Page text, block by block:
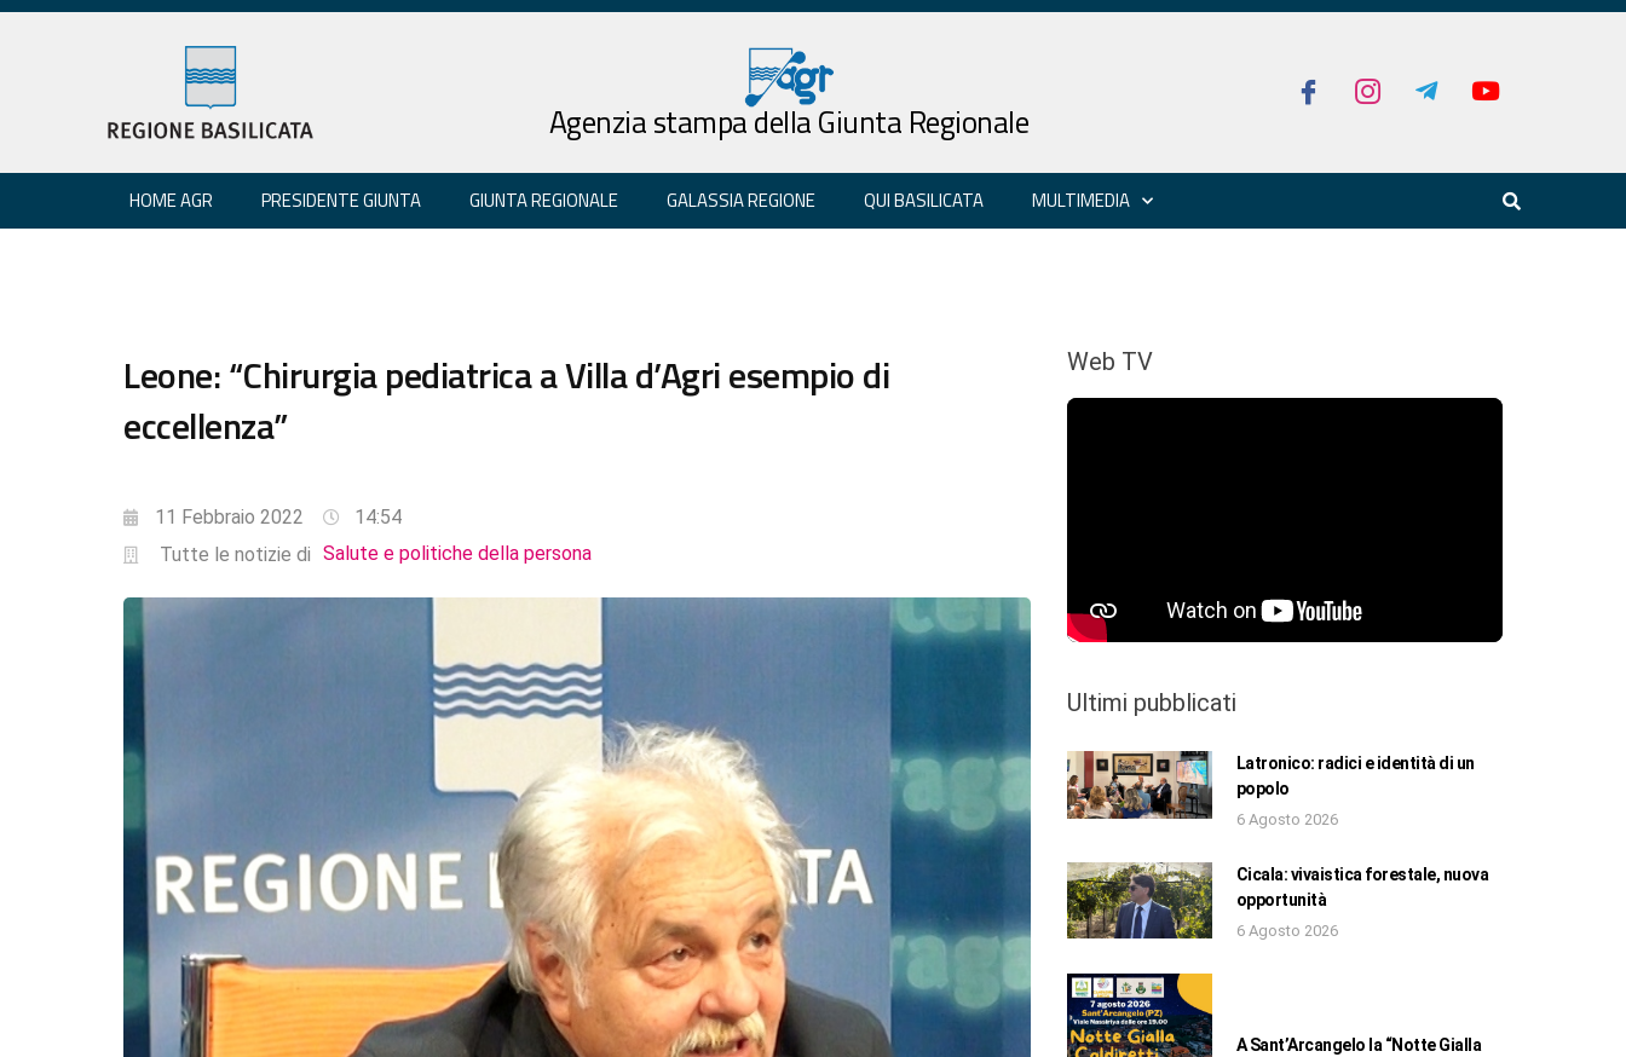
Agenzia stampa della Giunta Regionale
HOME AGR PRESIDENTE GIUNTA GIUNTA REGIONALE GALASSIA REGIONE QUI BASILICATA MULTIMEDIA
Leone: “Chirurgia pediatrica a Villa d’Agri esempio di
eccellenza”
11 Febbraio 2022
14:54
Tutte le notizie di Salute e politiche della persona
Web TV
Ultimi pubblicati
Latronico: radici e identità di un
popolo
6 Agosto 2026
Cicala: vivaistica forestale, nuova
opportunità
6 Agosto 2026
A Sant’Arcangelo la “Notte Gialla